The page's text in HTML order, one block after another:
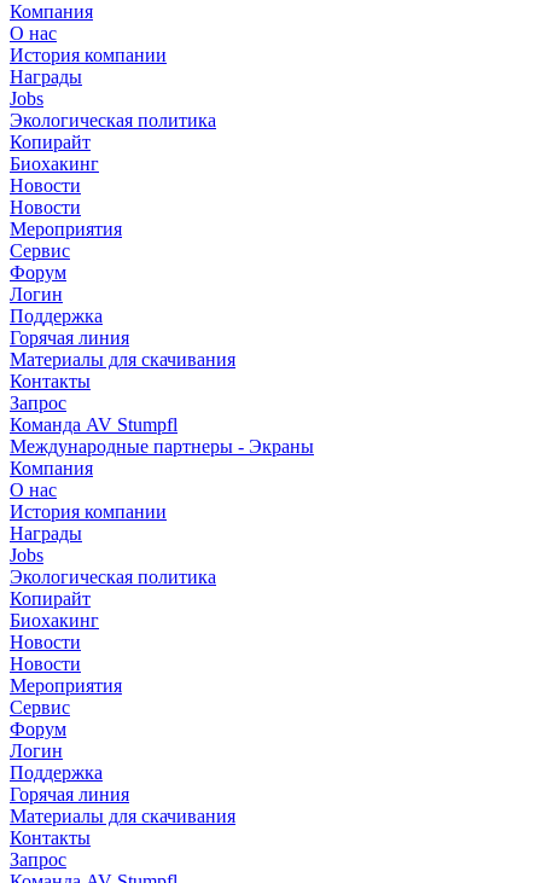
Компания
О нас
История компании
Награды
Jobs
Экологическая политика
Копирайт
Биохакинг
Новости
Новости
Мероприятия
Сервис
Форум
Логин
Поддержка
Горячая линия
Материалы для скачивания
Контакты
Запрос
Команда AV Stumpfl
Международные партнеры - Экраны
Компания
О нас
История компании
Награды
Jobs
Экологическая политика
Копирайт
Биохакинг
Новости
Новости
Мероприятия
Сервис
Форум
Логин
Поддержка
Горячая линия
Материалы для скачивания
Контакты
Запрос